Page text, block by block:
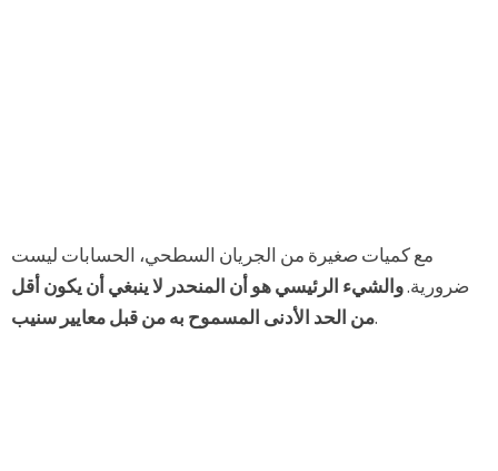
مع كميات صغيرة من الجريان السطحي، الحسابات ليست
ضرورية.والشيء الرئيسي هو أن المنحدر لا ينبغي أن يكون أقل
من الحد الأدنى المسموح به من قبل معايير سنيب.